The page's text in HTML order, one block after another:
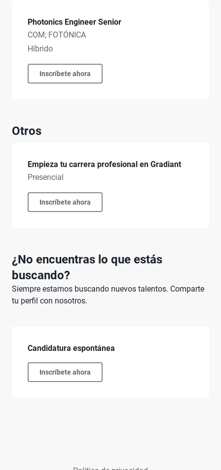
Photonics Engineer Senior
COM; FOTÓNICA
Híbrido
Inscríbete ahora
Otros
Empieza tu carrera profesional en Gradiant
Presencial
Inscríbete ahora
¿No encuentras lo que estás
buscando?
Siempre estamos buscando nuevos talentos. Comparte
tu perfil con nosotros.
Candidatura espontánea
Inscríbete ahora